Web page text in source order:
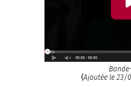
(Ajoutée le 23/